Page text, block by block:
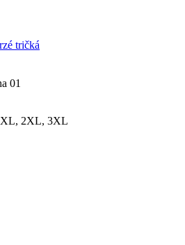
tričká
01
2XL, 3XL